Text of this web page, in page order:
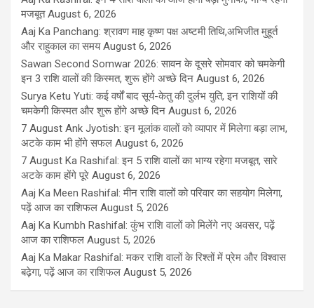
मजबूत August 6, 2026
Aaj Ka Panchang: श्रावण माह कृष्ण पक्ष अष्टमी तिथि,अभिजीत मुहूर्त
और राहुकाल का समय August 6, 2026
Sawan Second Somwar 2026: सावन के दूसरे सोमवार को चमकेगी
इन 3 राशि वालों की किस्मत, शुरू होंगे अच्छे दिन August 6, 2026
Surya Ketu Yuti: कई वर्षों बाद सूर्य-केतु की दुर्लभ युति, इन राशियों की
चमकेगी किस्मत और शुरू होंगे अच्छे दिन August 6, 2026
7 August Ank Jyotish: इन मूलांक वालों को व्यापार में मिलेगा बड़ा लाभ,
अटके काम भी होंगे सफल August 6, 2026
7 August Ka Rashifal: इन 5 राशि वालों का भाग्य रहेगा मजबूत, सारे
अटके काम होंगे पूरे August 6, 2026
Aaj Ka Meen Rashifal: मीन राशि वालों को परिवार का सहयोग मिलेगा,
पढ़ें आज का राशिफल August 5, 2026
Aaj Ka Kumbh Rashifal: कुंभ राशि वालों को मिलेंगे नए अवसर, पढ़ें
आज का राशिफल August 5, 2026
Aaj Ka Makar Rashifal: मकर राशि वालों के रिश्तों में प्रेम और विश्वास
बढ़ेगा, पढ़ें आज का राशिफल August 5, 2026